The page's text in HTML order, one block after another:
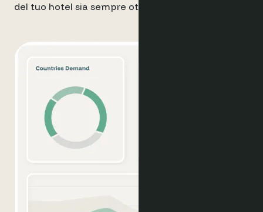
del tuo hotel sia sempre ottimizzato.